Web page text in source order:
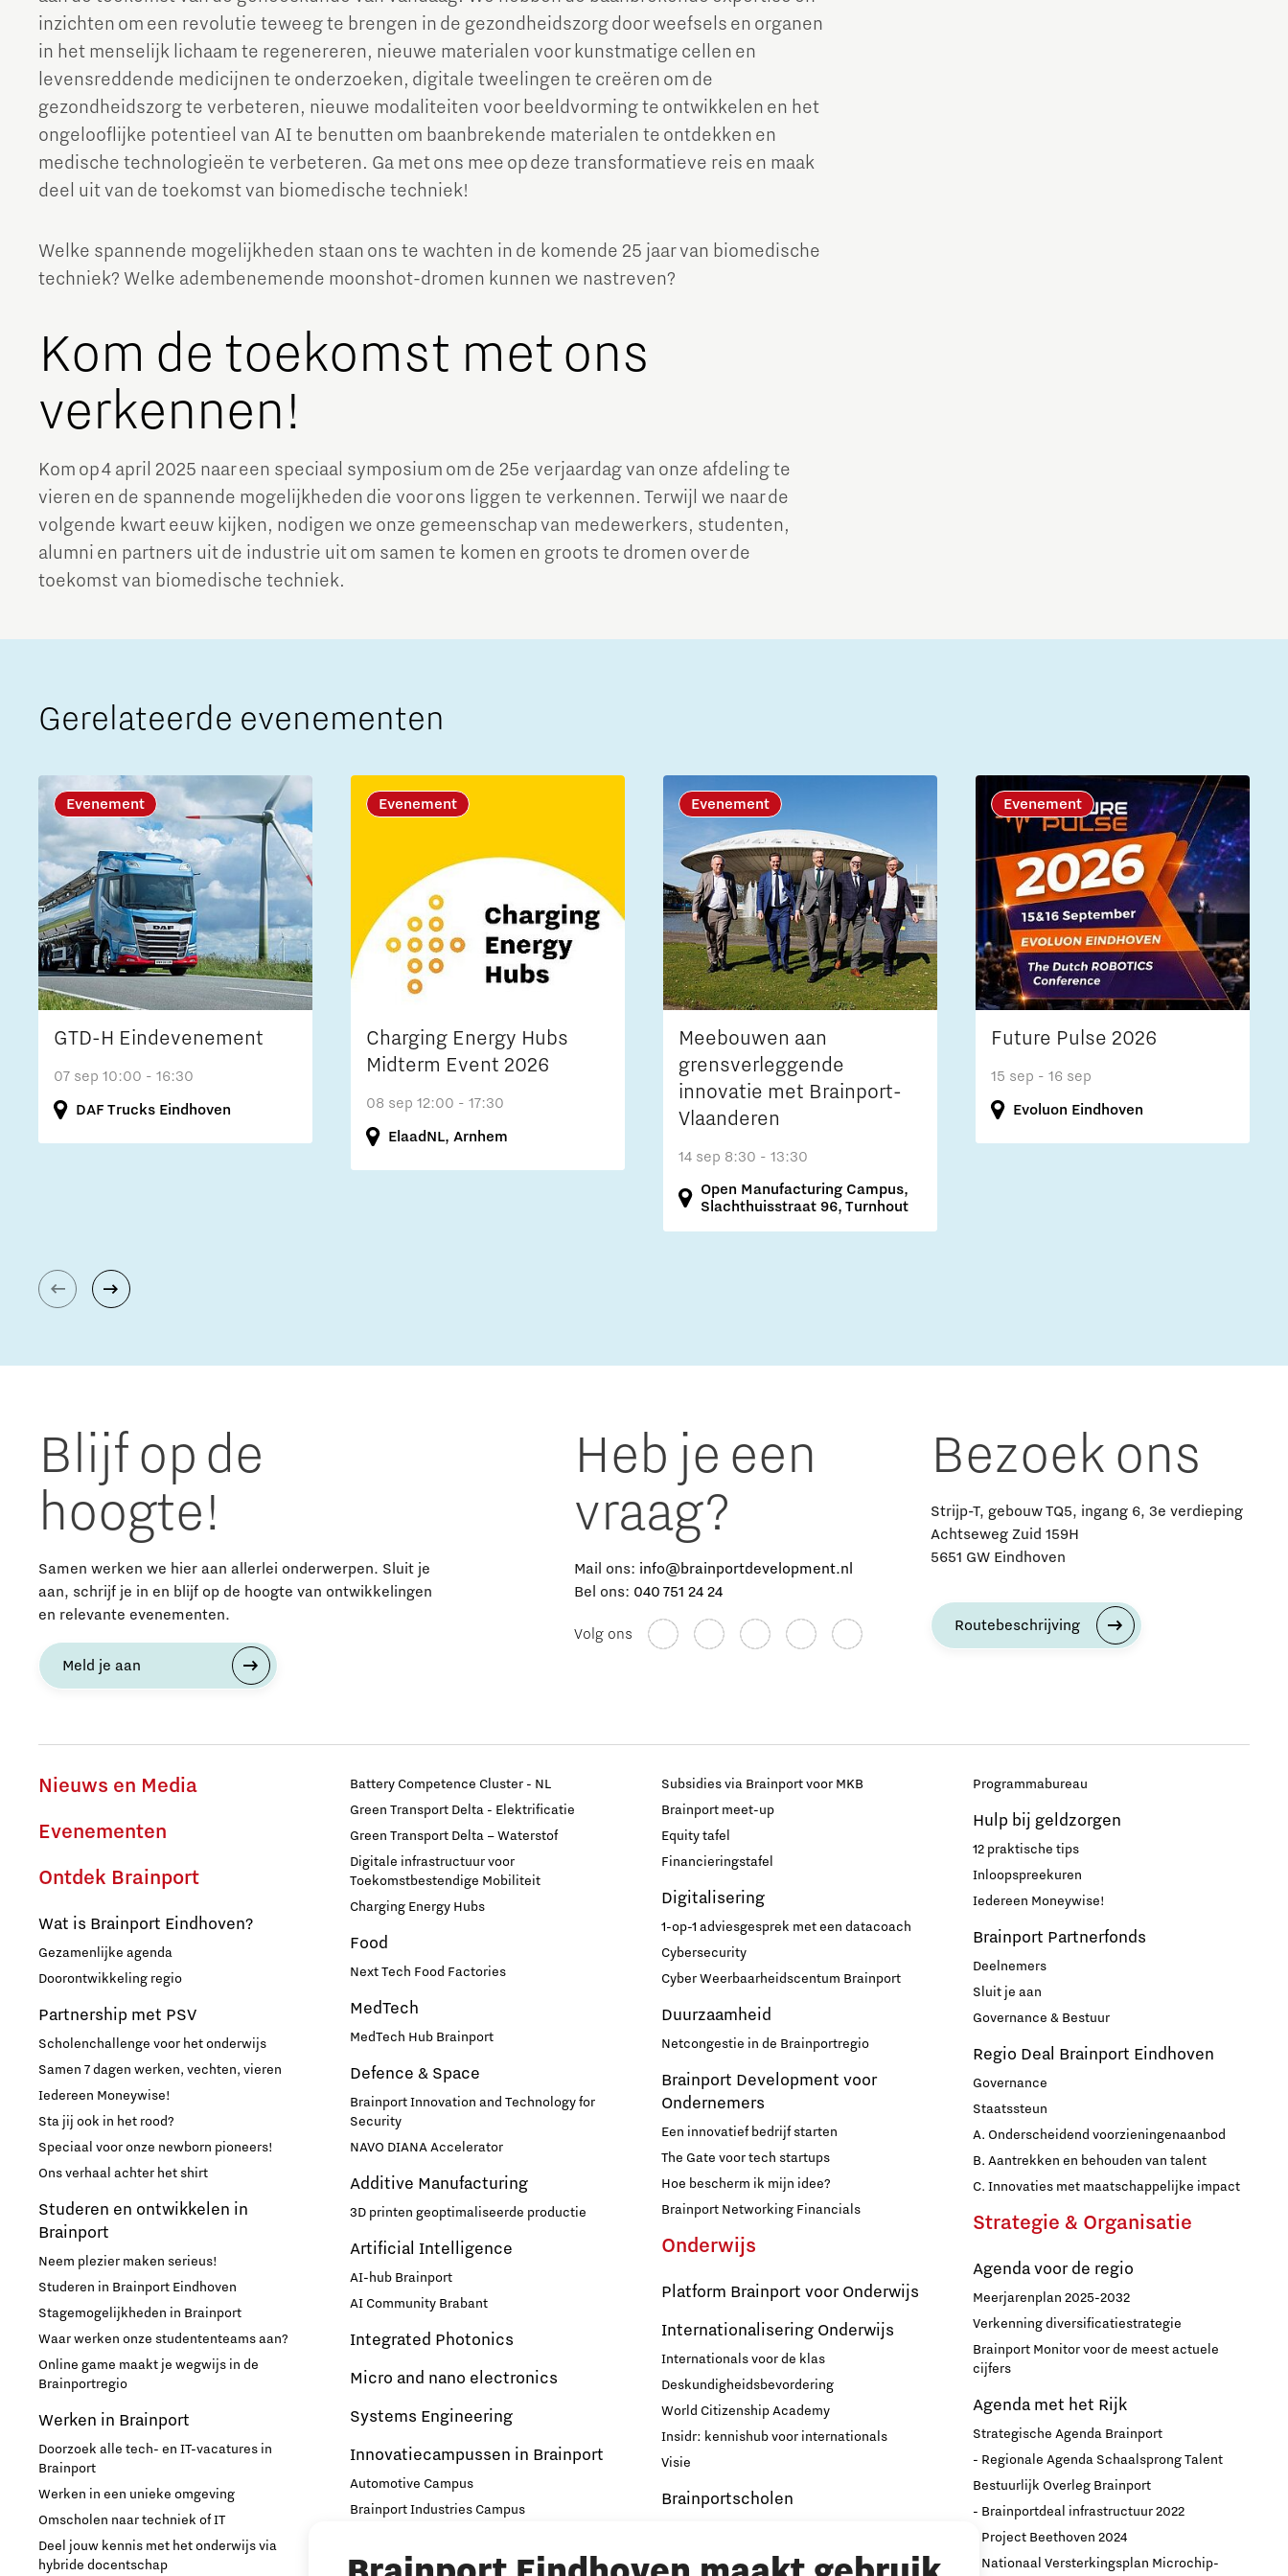
Integrated Photonics
The Gate voor tech startups
Hoe bescherm ik mijn idee?
Brainport Networking Financials
inzichten om een revolutie teweeg te brengen in de gezondheidszorg door weefsels en organen
in het menselijk lichaam te regenereren, nieuwe materialen voor kunstmatige cellen en
levensreddende medicijnen te onderzoeken, digitale tweelingen te creëren om de
gezondheidszorg te verbeteren, nieuwe modaliteiten voor beeldvorming te ontwikkelen en het
ongelooflijke potentieel van AI te benutten om baanbrekende materialen te ontdekken en
medische technologieën te verbeteren. Ga met ons mee op deze transformatieve reis en maak
deel uit van de toekomst van biomedische techniek!
Welke spannende mogelijkheden staan ons te wachten in de komende 25 jaar van biomedische
techniek? Welke adembenemende moonshot-dromen kunnen we nastreven?
Kom de toekomst met ons
verkennen!
Kom op 4 april 2025 naar een speciaal symposium om de 25e verjaardag van onze afdeling te
vieren en de spannende mogelijkheden die voor ons liggen te verkennen. Terwijl we naar de
volgende kwart eeuw kijken, nodigen we onze gemeenschap van medewerkers, studenten,
alumni en partners uit de industrie uit om samen te komen en groots te dromen over de
toekomst van biomedische techniek.
Gerelateerde evenementen
Evenement
GTD-H Eindevenement
07 sep 10:00 - 16:30
DAF Trucks Eindhoven
Evenement
Charging Energy Hubs
Midterm Event 2026
08 sep 12:00 - 17:30
ElaadNL, Arnhem
Evenement
Meebouwen aan
grensverleggende
innovatie met Brainport-
Vlaanderen
14 sep 8:30 - 13:30
Open Manufacturing Campus,
Slachthuisstraat 96, Turnhout
Evenement
Future Pulse 2026
15 sep - 16 sep
Evoluon Eindhoven
Blijf op de
hoogte!
Samen werken we hier aan allerlei onderwerpen. Sluit je
aan, schrijf je in en blijf op de hoogte van ontwikkelingen
en relevante evenementen.
Meld je aan
Heb je een
vraag?
Mail ons: info@brainportdevelopment.nl
Bel ons: 040 751 24 24
Volg ons
Bezoek ons
Strijp-T, gebouw TQ5, ingang 6, 3e verdieping
Achtseweg Zuid 159H
5651 GW Eindhoven
Routebeschrijving
Nieuws en Media
Evenementen
Ontdek Brainport
Wat is Brainport Eindhoven?
Gezamenlijke agenda
Doorontwikkeling regio
Partnership met PSV
Scholenchallenge voor het onderwijs
Samen 7 dagen werken, vechten, vieren
Iedereen Moneywise!
Sta jij ook in het rood?
Speciaal voor onze newborn pioneers!
Ons verhaal achter het shirt
Studeren en ontwikkelen in
Brainport
Neem plezier maken serieus!
Studeren in Brainport Eindhoven
Stagemogelijkheden in Brainport
Waar werken onze studententeams aan?
Online game maakt je wegwijs in de
Brainportregio
Werken in Brainport
Doorzoek alle tech- en IT-vacatures in
Brainport
Werken in een unieke omgeving
Omscholen naar techniek of IT
Deel jouw kennis met het onderwijs via
hybride docentschap
Battery Competence Cluster - NL
Green Transport Delta - Elektrificatie
Green Transport Delta – Waterstof
Digitale infrastructuur voor
Toekomstbestendige Mobiliteit
Charging Energy Hubs
Food
Next Tech Food Factories
MedTech
MedTech Hub Brainport
Defence & Space
Brainport Innovation and Technology for
Security
NAVO DIANA Accelerator
Additive Manufacturing
3D printen geoptimaliseerde productie
Artificial Intelligence
AI-hub Brainport
AI Community Brabant
Integrated Photonics
Micro and nano electronics
Systems Engineering
Innovatiecampussen in Brainport
Automotive Campus
Brainport Industries Campus
Strijp District
Subsidies via Brainport voor MKB
Brainport meet-up
Equity tafel
Financieringstafel
Digitalisering
1-op-1 adviesgesprek met een datacoach
Cybersecurity
Cyber Weerbaarheidscentum Brainport
Duurzaamheid
Netcongestie in de Brainportregio
Brainport Development voor
Ondernemers
Een innovatief bedrijf starten
The Gate voor tech startups
Hoe bescherm ik mijn idee?
Brainport Networking Financials
Onderwijs
Platform Brainport voor Onderwijs
Internationalisering Onderwijs
Internationals voor de klas
Deskundigheidsbevordering
World Citizenship Academy
Insidr: kennishub voor internationals
Visie
Brainportscholen
Programmabureau
Hulp bij geldzorgen
12 praktische tips
Inloopspreekuren
Iedereen Moneywise!
Brainport Partnerfonds
Deelnemers
Sluit je aan
Governance & Bestuur
Regio Deal Brainport Eindhoven
Governance
Staatssteun
A. Onderscheidend voorzieningenaanbod
B. Aantrekken en behouden van talent
C. Innovaties met maatschappelijke impact
Strategie & Organisatie
Agenda voor de regio
Meerjarenplan 2025-2032
Verkenning diversificatiestrategie
Brainport Monitor voor de meest actuele
cijfers
Agenda met het Rijk
Strategische Agenda Brainport
- Regionale Agenda Schaalsprong Talent
Bestuurlijk Overleg Brainport
- Brainportdeal infrastructuur 2022
- Project Beethoven 2024
- Nationaal Versterkingsplan Microchip-